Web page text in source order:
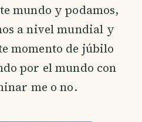
mundo y podamos,
a nivel mundial y
momento de júbilo
por el mundo con
me o no.